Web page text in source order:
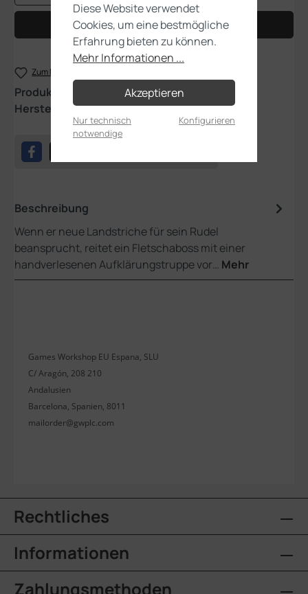
In den Warenkorb
Zum Merkzettel hinzufügen
Produktnummer:
70-894
Hersteller:
Games Workshop
Beschreibung
Wenn er neue Landstriche für sein Rudel
beansprucht, reitet ein Fletschaboss mit einer
handverlesenen Aufklärungstruppe vor… Mehr
Games Workshop EU Espana, SLU
C/ Aragón, 208 210
Andalusien
Barcelona, Spanien, 8011
mailorder@gwplc.com
Rechtliches
Informationen
Zahlungsmethoden
Diese Website verwendet
Cookies, um eine bestmögliche
Erfahrung bieten zu können.
Mehr Informationen ...
Akzeptieren
Nur technisch
notwendige
Konfigurieren